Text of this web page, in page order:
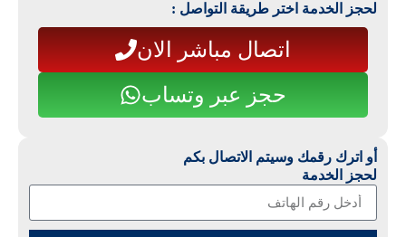
لحجز الخدمة اختر طريقة التواصل :
اتصال مباشر الان
حجز عبر وتساب
أو اترك رقمك وسيتم الاتصال بكم
لحجز الخدمة